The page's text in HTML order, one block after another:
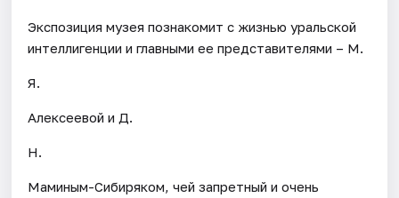
Экспозиция музея познакомит с жизнью уральской
интеллигенции и главными ее представителями – М.
Я.
Алексеевой и Д.
Н.
Маминым-Сибиряком, чей запретный и очень